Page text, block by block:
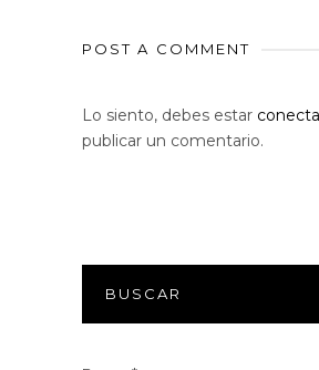
POST A COMMENT
Lo siento, debes estar
publicar un comentario.
BUSCAR